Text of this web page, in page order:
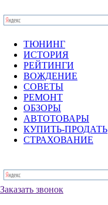
ТЮНИНГ
ИСТОРИЯ
РЕЙТИНГИ
ВОЖДЕНИЕ
СОВЕТЫ
РЕМОНТ
ОБЗОРЫ
АВТОТОВАРЫ
КУПИТЬ-ПРОДАТЬ
СТРАХОВАНИЕ
Заказать звонок